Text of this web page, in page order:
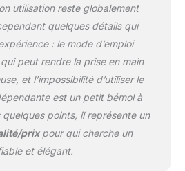
utilisation reste globalement
quelques détails qui
: le mode d’emploi
peut rendre la prise en main
et l’impossibilité d’utiliser le
est un petit bémol à
points, il représente un
prixpour qui cherche un
et élégant.